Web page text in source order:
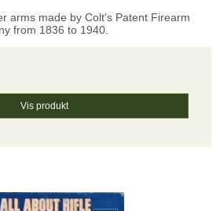
arms made by Colt's Patent Firearm
from 1836 to 1940.
Vis produkt